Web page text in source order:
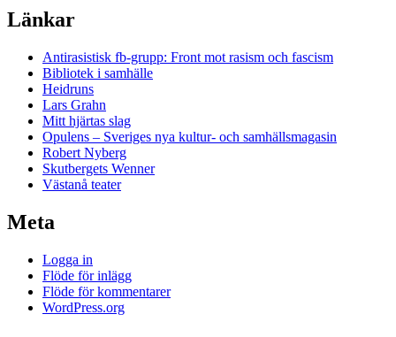
Länkar
Antirasistisk fb-grupp: Front mot rasism och fascism
Bibliotek i samhälle
Heidruns
Lars Grahn
Mitt hjärtas slag
Opulens – Sveriges nya kultur- och samhällsmagasin
Robert Nyberg
Skutbergets Wenner
Västanå teater
Meta
Logga in
Flöde för inlägg
Flöde för kommentarer
WordPress.org